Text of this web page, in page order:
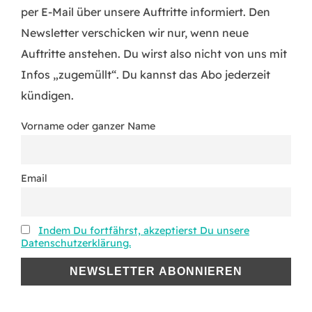
per E-Mail über unsere Auftritte informiert. Den
Newsletter verschicken wir nur, wenn neue
Auftritte anstehen. Du wirst also nicht von uns mit
Infos „zugemüllt“. Du kannst das Abo jederzeit
kündigen.
Vorname oder ganzer Name
Email
Indem Du fortfährst, akzeptierst Du unsere
Datenschutzerklärung.